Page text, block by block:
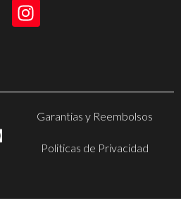
Garantias y Reembolsos
Politicas de Privacidad